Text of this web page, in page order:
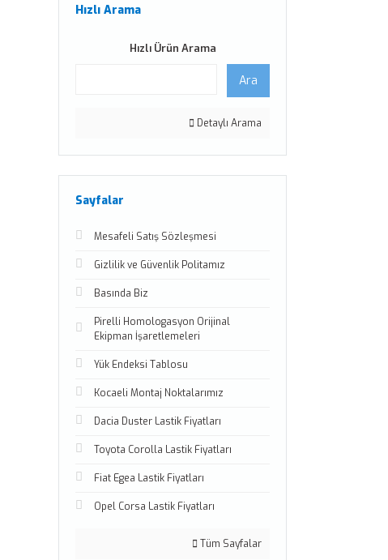
Hızlı Arama
Hızlı Ürün Arama
Ara
Detaylı Arama
Sayfalar
Mesafeli Satış Sözleşmesi
Gizlilik ve Güvenlik Politamız
Basında Biz
Pirelli Homologasyon Orijinal
Ekipman İşaretlemeleri
Yük Endeksi Tablosu
Kocaeli Montaj Noktalarımız
Dacia Duster Lastik Fiyatları
Toyota Corolla Lastik Fiyatları
Fiat Egea Lastik Fiyatları
Opel Corsa Lastik Fiyatları
Tüm Sayfalar